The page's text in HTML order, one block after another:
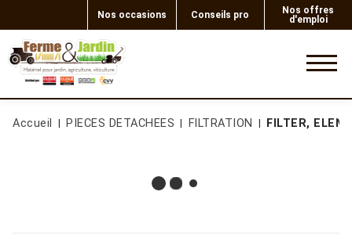
Nos occasions Conseils pro
Nos offres
d'emploi
Accueil PIECES DETACHEES FILTRATION FILTER,